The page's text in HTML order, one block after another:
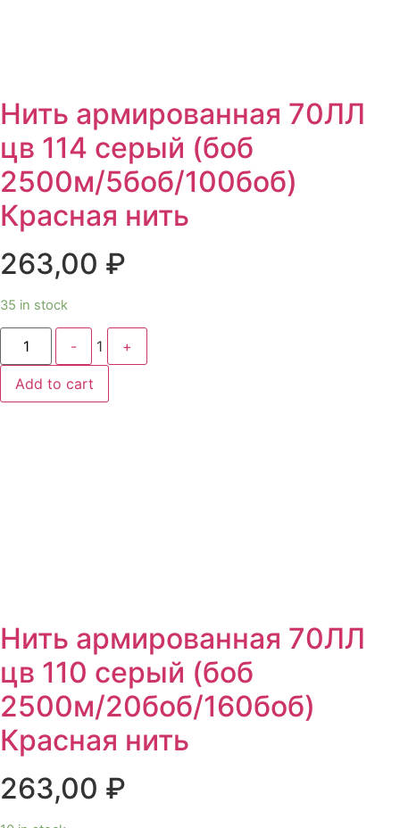
Нить армированная 70ЛЛ
цв 114 серый (боб
2500м/5боб/100боб)
Красная нить
263,00 ₽
35 in stock
Quantity
- 1 +
Add to cart
Нить армированная 70ЛЛ
цв 110 серый (боб
2500м/20боб/160боб)
Красная нить
263,00 ₽